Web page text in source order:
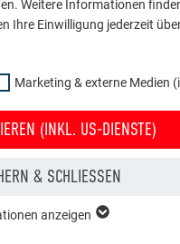
Weitere Informationen
Ihre Einwilligung jederzeit
Marketing & externe Medien
(INKL. US-DIENSTE)
& SCHLIESSEN
anzeigen